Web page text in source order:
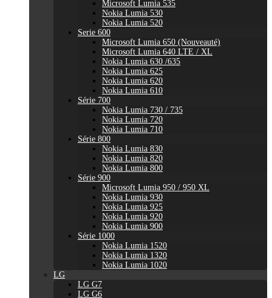
Microsoft Lumia 535
Nokia Lumia 530
Nokia Lumia 520
Serie 600
Microsoft Lumia 650 (Nouveauté)
Microsoft Lumia 640 LTE / XL
Nokia Lumia 630 /635
Nokia Lumia 625
Nokia Lumia 620
Nokia Lumia 610
Série 700
Nokia Lumia 730 / 735
Nokia Lumia 720
Nokia Lumia 710
Série 800
Nokia Lumia 830
Nokia Lumia 820
Nokia Lumia 800
Série 900
Microsoft Lumia 950 / 950 XL
Nokia Lumia 930
Nokia Lumia 925
Nokia Lumia 920
Nokia Lumia 900
Série 1000
Nokia Lumia 1520
Nokia Lumia 1320
Nokia Lumia 1020
LG
LG G7
LG G6